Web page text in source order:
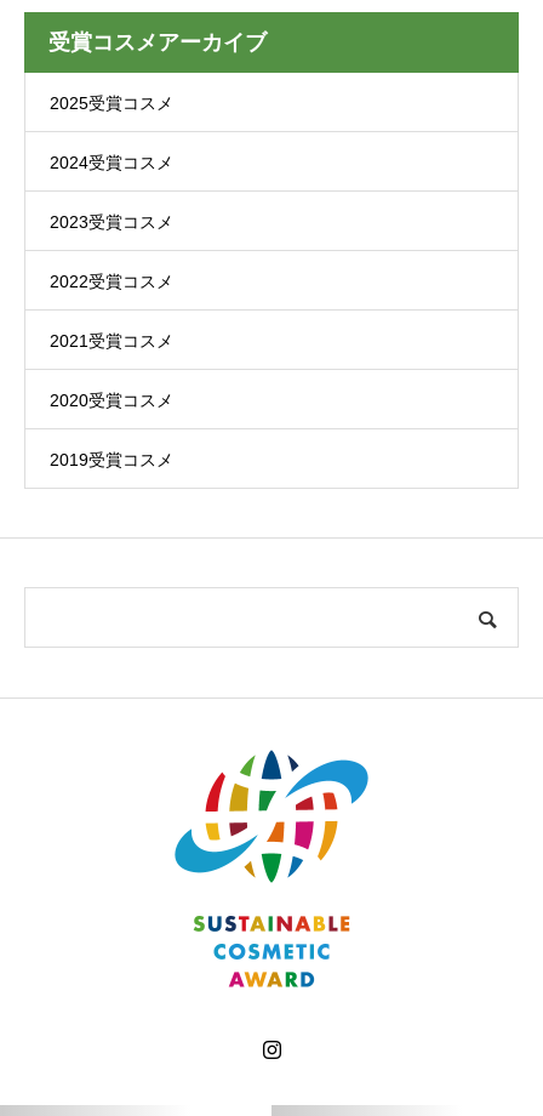
受賞コスメアーカイブ
2025受賞コスメ
2024受賞コスメ
2023受賞コスメ
2022受賞コスメ
2021受賞コスメ
2020受賞コスメ
2019受賞コスメ